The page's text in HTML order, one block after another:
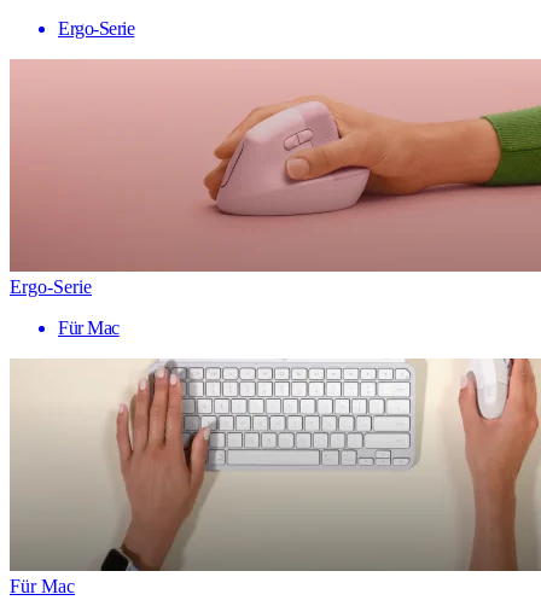
Ergo-Serie
Ergo-Serie
Für Mac
Für Mac